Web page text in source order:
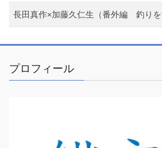
長田真作×加藤久仁生（番外編 釣りを
プロフィール